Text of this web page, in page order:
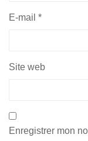
E-mail *
Site web
Enregistrer mon